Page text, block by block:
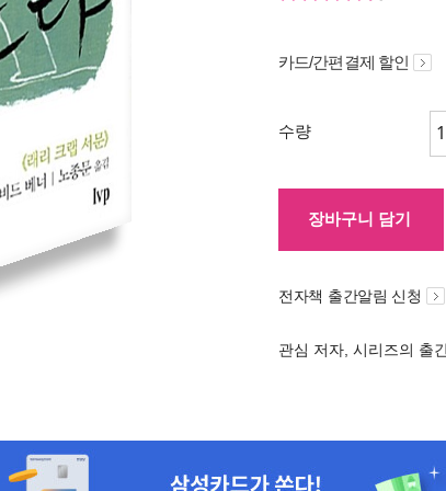
카드/간편결제 할인
수량
장바구니 담기
전자책 출간알림 신청
관심 저자, 시리즈의 출